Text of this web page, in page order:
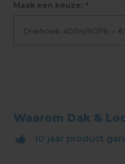
Maak een keuze: *
Driehoek 40Sn/60Pb -
Waarom Dak &
10 jaar product
.